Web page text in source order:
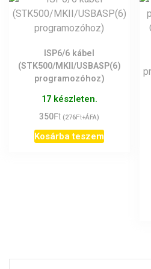
ISP6/6 kábel
(STK500/MKII/USBASP(6)
programozóhoz)
17 készleten.
350Ft (276Ft+ÁFA)
Kosárba teszem